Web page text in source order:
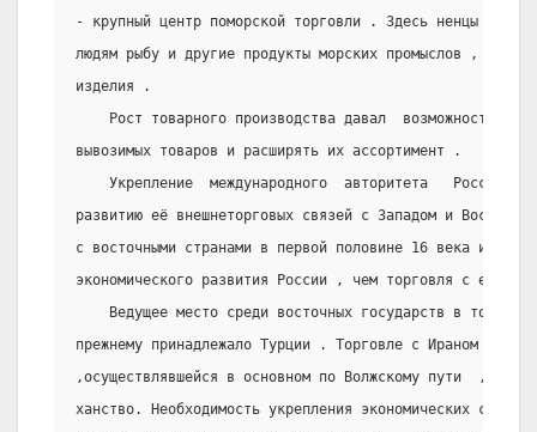
- крупный центр поморской торговли . Здесь ненцы
людям рыбу и другие продукты морских промыслов ,
изделия .
Рост товарного производства давал  возможность
вывозимых товаров и расширять их ассортимент .
Укрепление  международного  авторитета   России
развитию её внешнеторговых связей с Западом и
с восточными странами в первой половине 16 века имела
экономического развития России , чем торговля с
Ведущее место среди восточных государств в
прежнему принадлежало Турции . Торговле с Ираном ,
,осуществлявшейся в основном по Волжскому пути  ,
ханство. Необходимость укрепления экономических